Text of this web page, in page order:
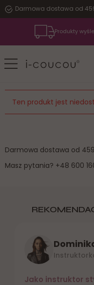
Darmowa dostawa od
Produkty
Ten produkt jest
Darmowa dostawa od
Masz pytania? +48 600
Jako instruktor